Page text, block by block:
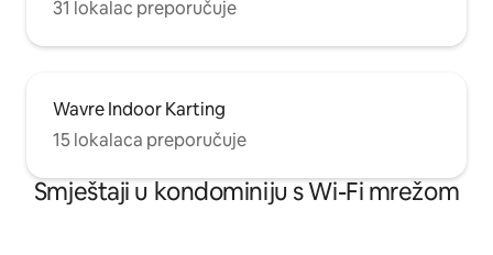
31 lokalac preporučuje
Wavre Indoor Karting
15 lokalaca preporučuje
Smještaji u kondominiju s Wi-Fi mrežom